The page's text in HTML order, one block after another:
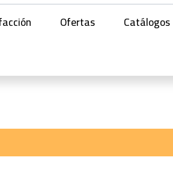
Ofertas
Catálogos